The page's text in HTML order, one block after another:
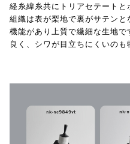
経糸緯糸共にトリアセテート
組織は表が梨地で裏がサテン
機能があり上質で繊細な生地
良く、シワが目立ちにくいのも